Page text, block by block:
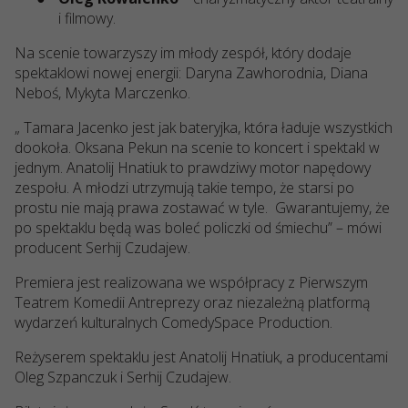
i filmowy.
Na scenie towarzyszy im młody zespół, który dodaje
spektaklowi nowej energii: Daryna Zawhorodnia, Diana
Neboś, Mykyta Marczenko.
„ Tamara Jacenko jest jak bateryjka, która ładuje wszystkich
dookoła. Oksana Pekun na scenie to koncert i spektakl w
jednym. Anatolij Hnatiuk to prawdziwy motor napędowy
zespołu. A młodzi utrzymują takie tempo, że starsi po
prostu nie mają prawa zostawać w tyle. Gwarantujemy, że
po spektaklu będą was boleć policzki od śmiechu” – mówi
producent Serhij Czudajew.
Premiera jest realizowana we współpracy z Pierwszym
Teatrem Komedii Antreprezy oraz niezależną platformą
wydarzeń kulturalnych ComedySpace Production.
Reżyserem spektaklu jest Anatolij Hnatiuk, a producentami
Oleg Szpanczuk i Serhij Czudajew.